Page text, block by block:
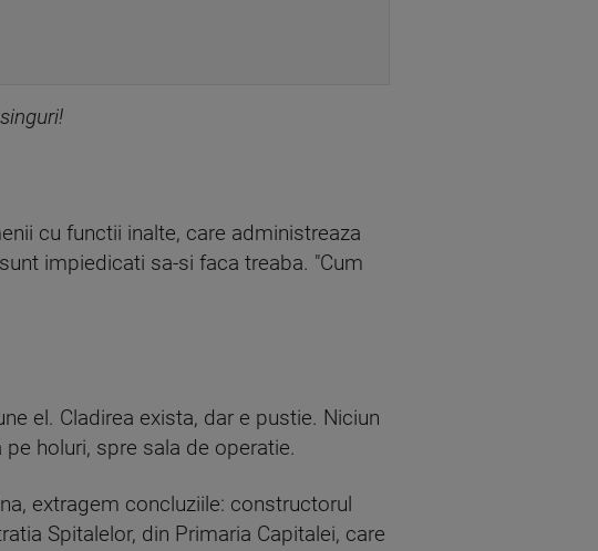
cu functii inalte, care administreaza
impiedicati sa-si faca treaba. "Cum
el. Cladirea exista, dar e pustie. Niciun
holuri, spre sala de operatie.
extragem concluziile: constructorul
Spitalelor, din Primaria Capitalei, care